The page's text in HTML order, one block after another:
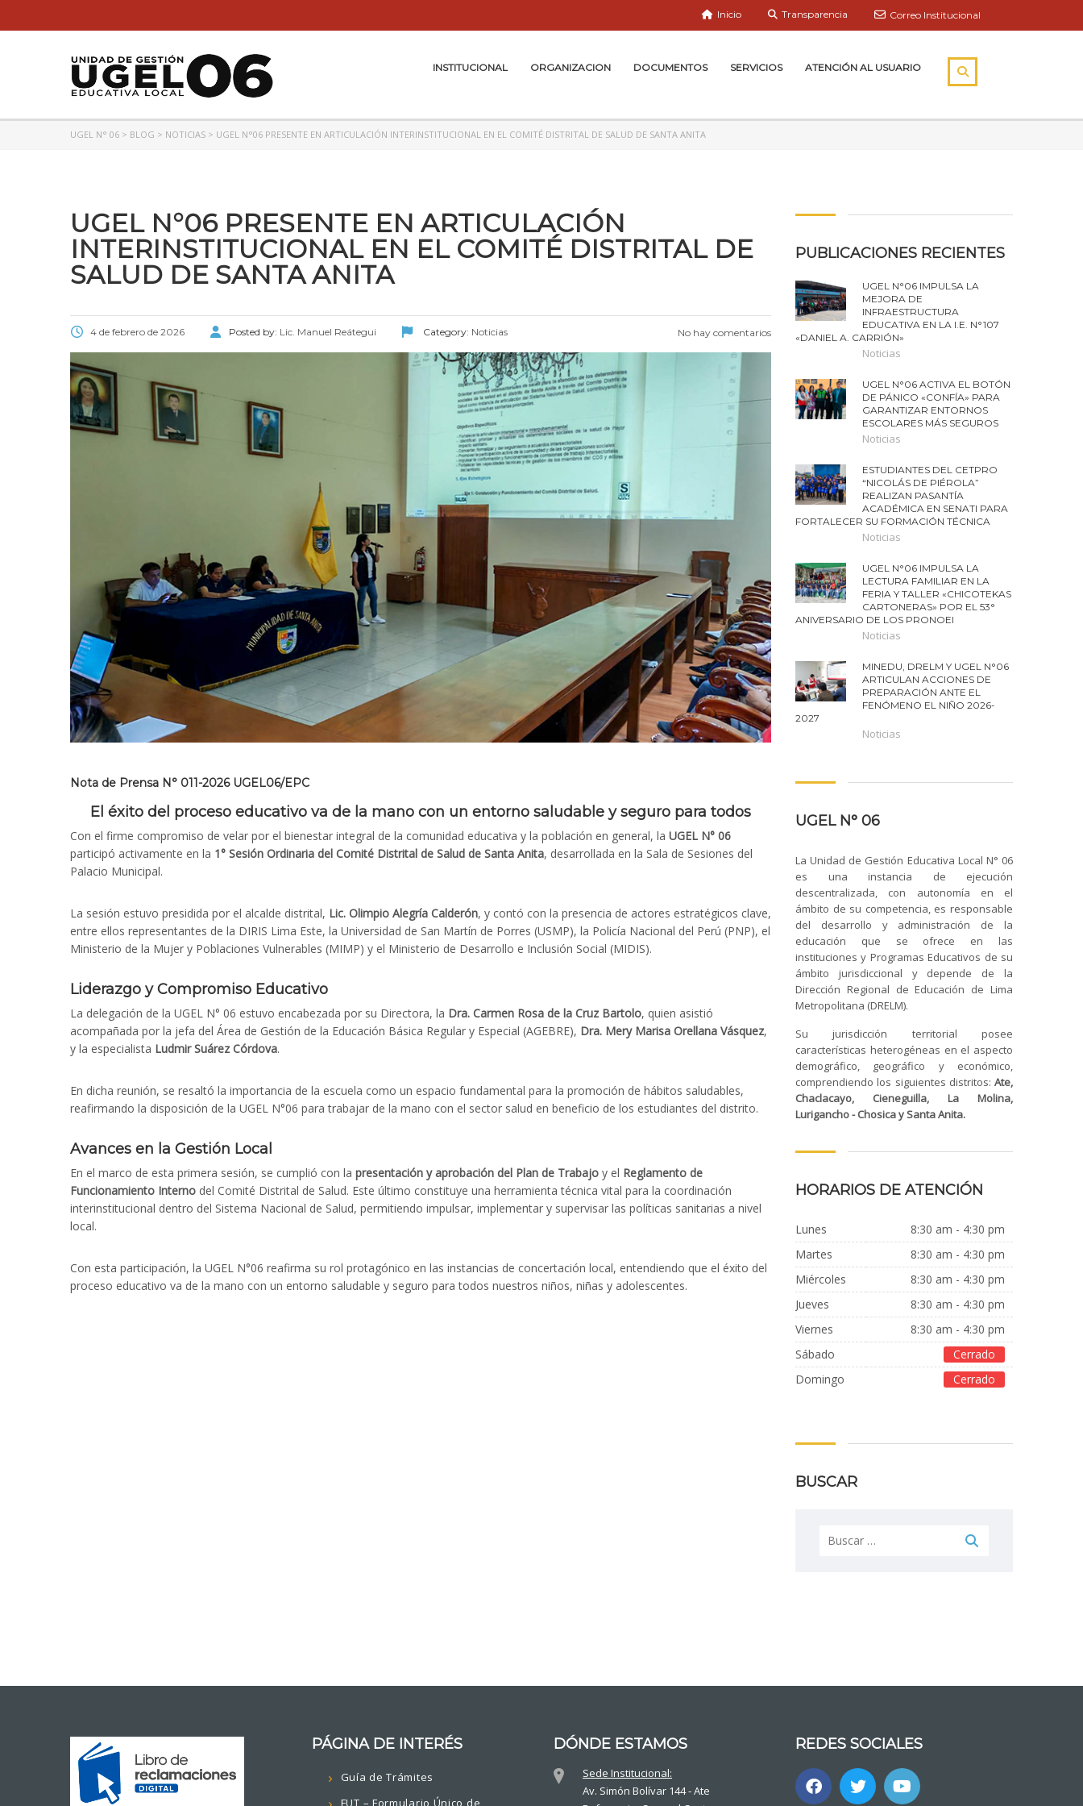
Correo Institucional
Transparencia
Inicio
INSTITUCIONAL ORGANIZACION DOCUMENTOS SERVICIOS ATENCIÓN AL USUARIO
UGEL N° 06 > BLOG > NOTICIAS > UGEL N°06 PRESENTE EN ARTICULACIÓN INTERINSTITUCIONAL EN EL COMITÉ DISTRITAL DE SALUD DE SANTA ANITA
UGEL N°06 PRESENTE EN ARTICULACIÓN
INTERINSTITUCIONAL EN EL COMITÉ DISTRITAL DE
SALUD DE SANTA ANITA
4 de febrero de 2026 Posted by: Lic. Manuel Reátegui Category: Noticias No hay comentarios
Nota de Prensa N° 011-2026 UGEL06/EPC
El éxito del proceso educativo va de la mano con un entorno saludable y seguro para todos
Con el firme compromiso de velar por el bienestar integral de la comunidad educativa y la población en general, la UGEL N° 06
participó activamente en la 1° Sesión Ordinaria del Comité Distrital de Salud de Santa Anita, desarrollada en la Sala de Sesiones del
Palacio Municipal.
La sesión estuvo presidida por el alcalde distrital, Lic. Olimpio Alegría Calderón, y contó con la presencia de actores estratégicos clave,
entre ellos representantes de la DIRIS Lima Este, la Universidad de San Martín de Porres (USMP), la Policía Nacional del Perú (PNP), el
Ministerio de la Mujer y Poblaciones Vulnerables (MIMP) y el Ministerio de Desarrollo e Inclusión Social (MIDIS).
Liderazgo y Compromiso Educativo
La delegación de la UGEL N° 06 estuvo encabezada por su Directora, la Dra. Carmen Rosa de la Cruz Bartolo, quien asistió
acompañada por la jefa del Área de Gestión de la Educación Básica Regular y Especial (AGEBRE), Dra. Mery Marisa Orellana Vásquez,
y la especialista Ludmir Suárez Córdova.
En dicha reunión, se resaltó la importancia de la escuela como un espacio fundamental para la promoción de hábitos saludables,
reafirmando la disposición de la UGEL N°06 para trabajar de la mano con el sector salud en beneficio de los estudiantes del distrito.
Avances en la Gestión Local
En el marco de esta primera sesión, se cumplió con la presentación y aprobación del Plan de Trabajo y el Reglamento de
Funcionamiento Interno del Comité Distrital de Salud. Este último constituye una herramienta técnica vital para la coordinación
interinstitucional dentro del Sistema Nacional de Salud, permitiendo impulsar, implementar y supervisar las políticas sanitarias a nivel
local.
Con esta participación, la UGEL N°06 reafirma su rol protagónico en las instancias de concertación local, entendiendo que el éxito del
proceso educativo va de la mano con un entorno saludable y seguro para todos nuestros niños, niñas y adolescentes.
PUBLICACIONES RECIENTES
UGEL N°06 IMPULSA LA
MEJORA DE
INFRAESTRUCTURA
EDUCATIVA EN LA I.E. N°107
«DANIEL A. CARRIÓN»
Noticias
UGEL N°06 ACTIVA EL BOTÓN
DE PÁNICO «CONFÍA» PARA
GARANTIZAR ENTORNOS
ESCOLARES MÁS SEGUROS
Noticias
ESTUDIANTES DEL CETPRO
“NICOLÁS DE PIÉROLA”
REALIZAN PASANTÍA
ACADÉMICA EN SENATI PARA
FORTALECER SU FORMACIÓN TÉCNICA
Noticias
UGEL N°06 IMPULSA LA
LECTURA FAMILIAR EN LA
FERIA Y TALLER «CHICOTEKAS
CARTONERAS» POR EL 53°
ANIVERSARIO DE LOS PRONOEI
Noticias
MINEDU, DRELM Y UGEL N°06
ARTICULAN ACCIONES DE
PREPARACIÓN ANTE EL
FENÓMENO EL NIÑO 2026-
2027
Noticias
UGEL N° 06
La Unidad de Gestión Educativa Local N° 06
es una instancia de ejecución
descentralizada, con autonomía en el
ámbito de su competencia, es responsable
del desarrollo y administración de la
educación que se ofrece en las
instituciones y Programas Educativos de su
ámbito jurisdiccional y depende de la
Dirección Regional de Educación de Lima
Metropolitana (DRELM).
Su jurisdicción territorial posee
características heterogéneas en el aspecto
demográfico, geográfico y económico,
comprendiendo los siguientes distritos: Ate,
Chaclacayo, Cieneguilla, La Molina,
Lurigancho - Chosica y Santa Anita.
HORARIOS DE ATENCIÓN
Lunes
8:30 am - 4:30 pm
Martes
8:30 am - 4:30 pm
Miércoles
8:30 am - 4:30 pm
jueves
8:30 am - 4:30 pm
Viernes
8:30 am - 4:30 pm
Sábado
Cerrado
Domingo
Cerrado
BUSCAR
Buscar:
PÁGINA DE INTERÉS
Guía de Trámites
FUT – Formulario Único de
DÓNDE ESTAMOS
Sede Institucional:
Av. Simón Bolívar 144 - Ate
REDES SOCIALES